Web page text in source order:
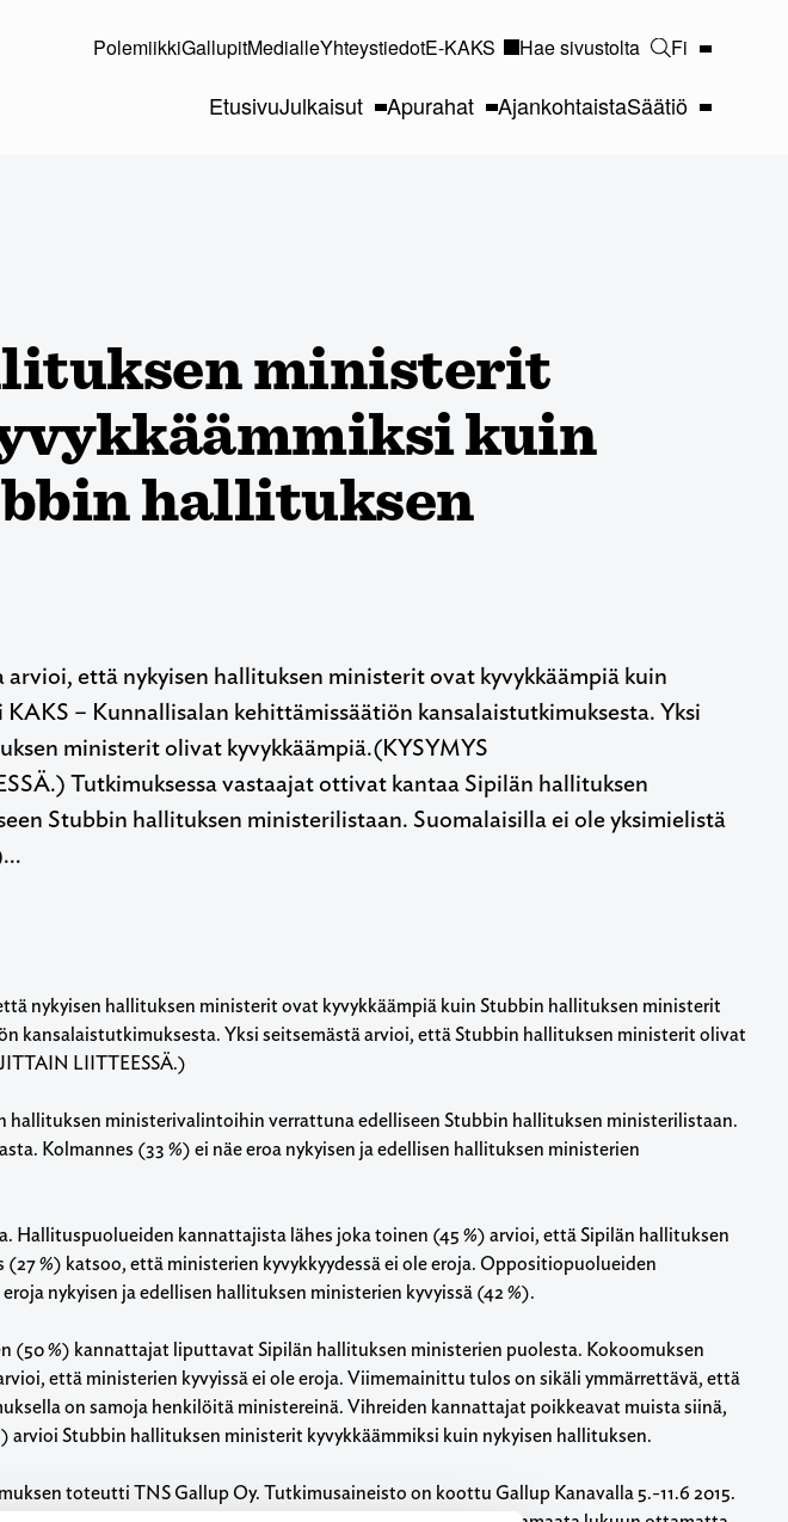
PolemiikkiGallupitMedialleYhteystiedotE-KAKS Hae sivustolta Fi
EtusivuJulkaisut Apurahat AjankohtaistaSäätiö
ministerit
kuin
hallituksen
arvioi, että nykyisen hallituksen ministerit ovat kyvykkäämpiä kuin
– Kunnallisalan kehittämissäätiön kansalaistutkimuksesta. Yksi
ministerit olivat kyvykkäämpiä.(KYSYMYS
Tutkimuksessa vastaajat ottivat kantaa Sipilän hallituksen
Stubbin hallituksen ministerilistaan. Suomalaisilla ei ole yksimielistä
nykyisen hallituksen ministerit ovat kyvykkäämpiä kuin Stubbin hallituksen ministerit
kansalaistutkimuksesta. Yksi seitsemästä arvioi, että Stubbin hallituksen ministerit olivat
LIITTEESSÄ.)
hallituksen ministerivalintoihin verrattuna edelliseen Stubbin hallituksen ministerilistaan.
Kolmannes (33 %) ei näe eroa nykyisen ja edellisen hallituksen ministerien
Hallituspuolueiden kannattajista lähes joka toinen (45 %) arvioi, että Sipilän hallituksen
%) katsoo, että ministerien kyvykkyydessä ei ole eroja. Oppositiopuolueiden
nykyisen ja edellisen hallituksen ministerien kyvyissä (42 %).
(50 %) kannattajat liputtavat Sipilän hallituksen ministerien puolesta. Kokoomuksen
että ministerien kyvyissä ei ole eroja. Viimemainittu tulos on sikäli ymmärrettävä, että
on samoja henkilöitä ministereinä. Vihreiden kannattajat poikkeavat muista siinä,
arvioi Stubbin hallituksen ministerit kyvykkäämmiksi kuin nykyisen hallituksen.
toteutti TNS Gallup Oy. Tutkimusaineisto on koottu Gallup Kanavalla 5.-11.6 2015.